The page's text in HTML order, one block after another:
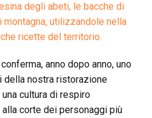
degli abeti, le bacche di
utilizzandole nella
ricette del territorio.
anno dopo anno, uno
nostra ristorazione
cultura di respiro
corte dei personaggi più